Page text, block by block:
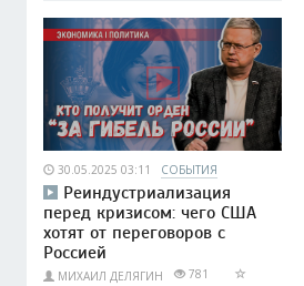
30.05.2025 03:11 СОБЫТИЯ
Реиндустриализация
перед кризисом: чего США
хотят от переговоров с
Россией
МИХАИЛ ДЕЛЯГИН 781